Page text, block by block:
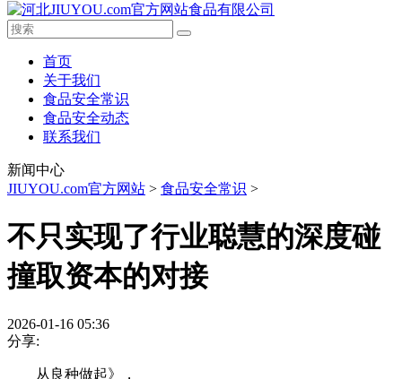
首页
关于我们
食品安全常识
食品安全动态
联系我们
新闻中心
JIUYOU.com官方网站 > 食品安全常识 >
不只实现了行业聪慧的深度碰
撞取资本的对接
2026-01-16 05:36
分享:
从良种做起》，